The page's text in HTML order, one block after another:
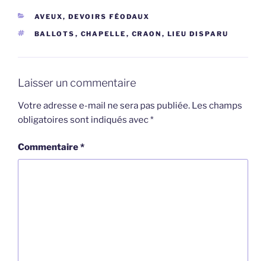
CATÉGORIES
AVEUX, DEVOIRS FÉODAUX
ÉTIQUETTES
BALLOTS , CHAPELLE , CRAON , LIEU DISPARU
Laisser un commentaire
Votre adresse e-mail ne sera pas publiée. Les champs
obligatoires sont indiqués avec*
Commentaire*